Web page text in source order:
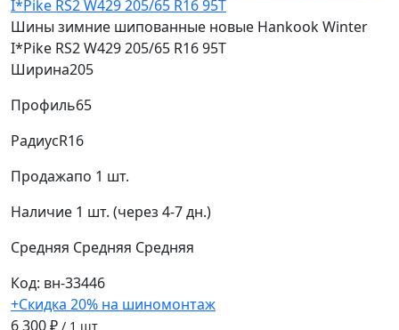
Шины зимние шипованные новые Hankook Winter
I*Pike RS2 W429 205/65 R16 95T
Ширина205
Профиль65
РадиусR16
Продажапо 1 шт.
Наличие 1 шт. (через 4-7 дн.)
Средняя Средняя Средняя
Код: вн-33446
+Скидка 20% на шиномонтаж
6 300 ₽ / 1 шт